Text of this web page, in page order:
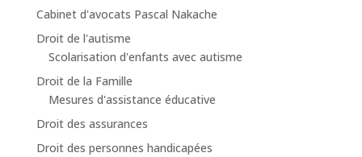
Cabinet d'avocats Pascal Nakache
Droit de l'autisme
Scolarisation d'enfants avec autisme
Droit de la Famille
Mesures d'assistance éducative
Droit des assurances
Droit des personnes handicapées